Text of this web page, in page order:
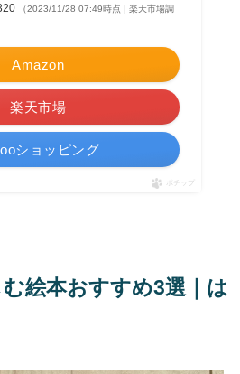
（2023/11/28 07:49時点 | 楽天市場調
Amazon
楽天市場
ショッピング
ポチップ
絵本おすすめ3選｜は